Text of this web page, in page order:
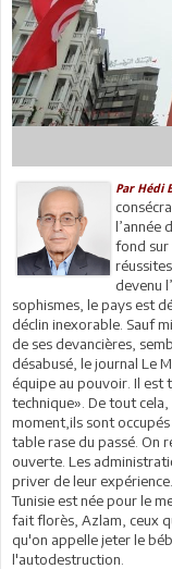
Par Hédi
l’année
fond sur
devenu
sophismes, le pays est
déclin inexorable. Sauf
de ses devancières,
désabusé, le journal Le
équipe au pouvoir. Il est
technique». De tout
moment,ils sont
table rase du passé. On
ouverte. Les
priver de leur
Tunisie est née pour le
fait florès, Azlam, ceux
qu'on appelle jeter le
l'autodestruction.